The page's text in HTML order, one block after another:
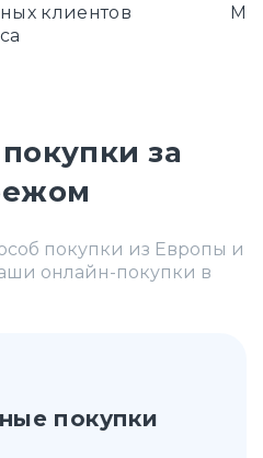
клиентов
за
покупки из Европы и
онлайн-покупки в
покупки